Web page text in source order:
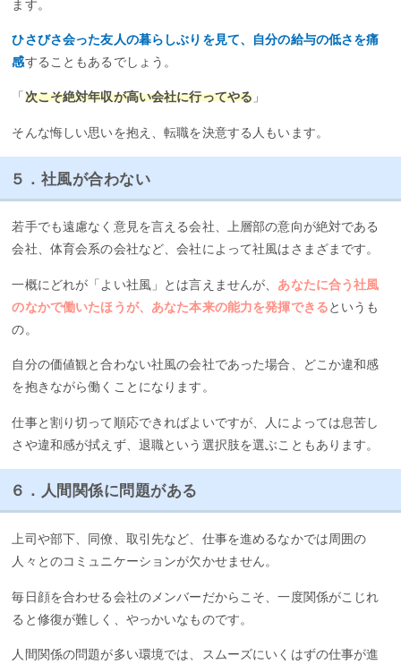
ます。
ひさびさ会った友人の暮らしぶりを見て、自分の給与の低さを痛
感することもあるでしょう。
「 次こそ絶対年収が高い会社に行ってやる 」
そんな悔しい思いを抱え、転職を決意する人もいます。
５．社風が合わない
若手でも遠慮なく意見を言える会社、上層部の意向が絶対である
会社、体育会系の会社など、会社によって社風はさまざまです。
一概にどれが「よい社風」とは言えませんが、 あなたに合う社風
のなかで働いたほうが、あなた本来の能力を発揮できるというも
の。
自分の価値観と合わない社風の会社であった場合、どこか違和感
を抱きながら働くことになります。
仕事と割り切って順応できればよいですが、人によっては息苦し
さや違和感が拭えず、退職という選択肢を選ぶこともあります。
６．人間関係に問題がある
上司や部下、同僚、取引先など、仕事を進めるなかでは周囲の
人々とのコミュニケーションが欠かせません。
毎日顔を合わせる会社のメンバーだからこそ、一度関係がこじれ
ると修復が難しく、やっかいなものです。
人間関係の問題が多い環境では、スムーズにいくはずの仕事が進